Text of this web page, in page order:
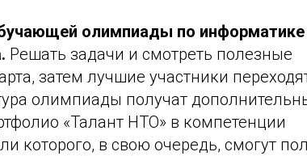
олимпиады по
Решать задачи и смотреть полезные
затем лучшие участники
олимпиады получат
«Талант НТО» в компетенции
которого, в свою очередь, смогут